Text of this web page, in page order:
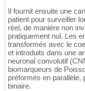
Il fournit ensuite une
patient pour surveiller
réel, de manière non
pratiquement nul. Les
transformés avec le
et introduits dans une
neuronal convolutif
biomarqueurs de
préformés en parallèle,
binaire.